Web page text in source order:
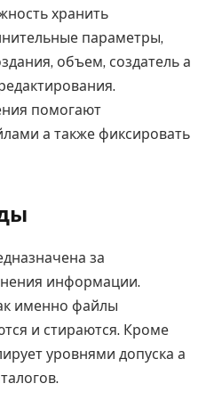
хранить
параметры,
объем, создатель а
помогают
а также фиксировать
за
информации.
именно файлы
и стираются. Кроме
уровнями допуска а